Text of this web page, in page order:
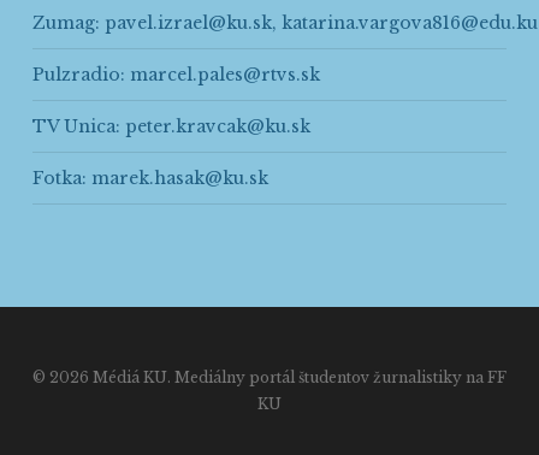
Zumag: pavel.izrael@ku.sk,
Pulzradio: marcel.pales@rtvs.sk
TV Unica: peter.kravcak@ku.sk
Fotka: marek.hasak@ku.sk
© 2026 Médiá KU. Mediálny portál študentov žurnalistiky na FF
KU